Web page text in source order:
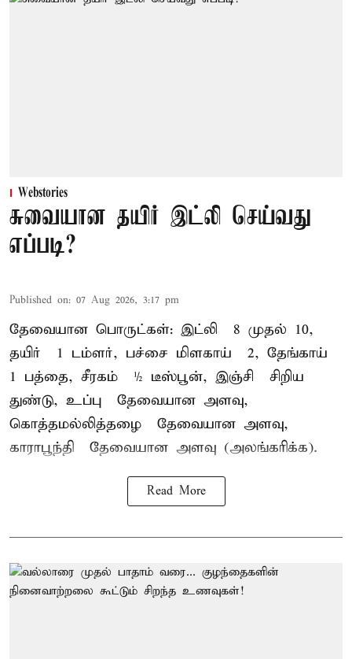
Webstories
சுவையான தயிர் இட்லி செய்வது
எப்படி?
Published on: 07 Aug 2026, 3:17 pm
தேவையான பொருட்கள்: இட்லி – 8 முதல் 10,
தயிர் – 1 டம்ளர், பச்சை மிளகாய் – 2, தேங்காய் –
1 பத்தை, சீரகம் – ½ டீஸ்பூன், இஞ்சி – சிறிய
துண்டு, உப்பு – தேவையான அளவு,
கொத்தமல்லித்தழை – தேவையான அளவு,
காராபூந்தி – தேவையான அளவு (அலங்கரிக்க).
Read More